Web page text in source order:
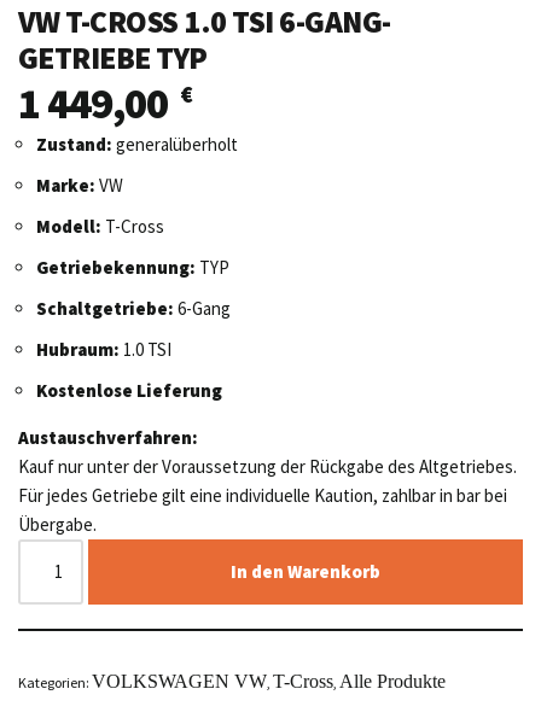
VW T-CROSS 1.0 TSI 6-GANG-
GETRIEBE TYP
1 449,00 €
Zustand: generalüberholt
Marke: VW
Modell: T-Cross
Getriebekennung: TYP
Schaltgetriebe: 6-Gang
Hubraum: 1.0 TSI
Kostenlose Lieferung
Austauschverfahren:
Kauf nur unter der Voraussetzung der Rückgabe des Altgetriebes.
Für jedes Getriebe gilt eine individuelle Kaution, zahlbar in bar bei
Übergabe.
In den Warenkorb
Kategorien: VOLKSWAGEN VW T-Cross Alle Produkte